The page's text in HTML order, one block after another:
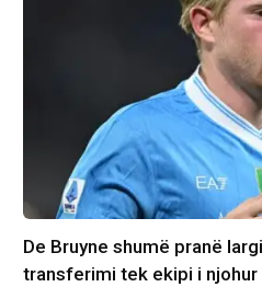
De Bruyne shumë pranë
transferimi tek ekipi i njohur